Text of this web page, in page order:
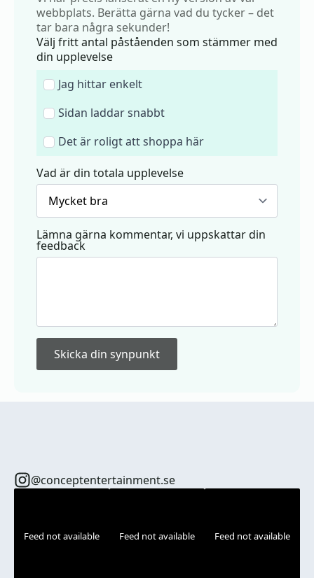
webbplats. Berätta gärna vad du tycker – det
tar bara några sekunder!
Välj fritt antal påståenden som stämmer med
din upplevelse
Jag hittar enkelt
Sidan laddar snabbt
Det är roligt att shoppa här
Vad är din totala upplevelse
Lämna gärna kommentar, vi uppskattar din
feedback
Skicka din synpunkt
@conceptentertainment.se
Feed not available Feed not available Feed not available